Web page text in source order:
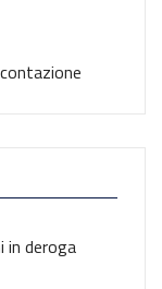
in deroga